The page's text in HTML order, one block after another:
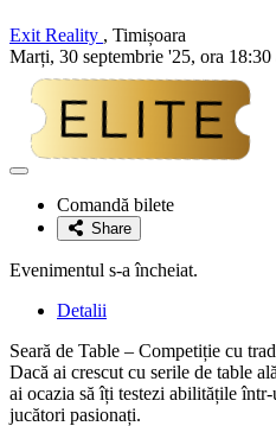
Exit Reality , Timișoara
Marți, 30 septembrie '25, ora 18:30
Adaugă
favoriteComandă bilete
Share
Evenimentul s-a încheiat.
Detalii
Seară de Table – Competiție cu
Dacă ai crescut cu serile de table
ai ocazia să îți testezi abilitățile
jucători pasionați.